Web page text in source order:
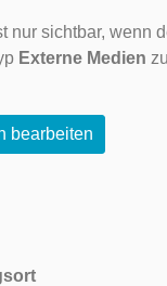
nur sichtbar, wenn
Externe Medien
bearbeiten